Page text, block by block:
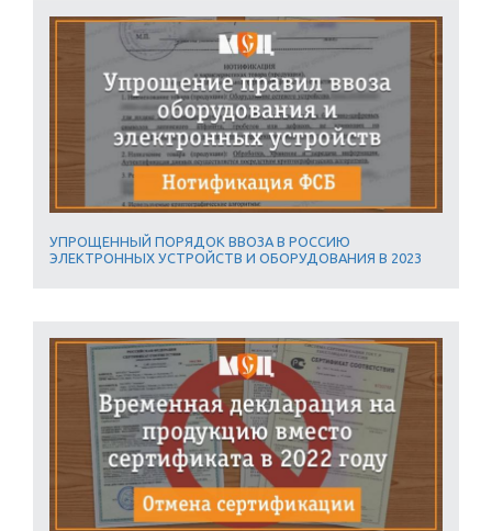
УПРОЩЕННЫЙ ПОРЯДОК ВВОЗА В РОССИЮ
ЭЛЕКТРОННЫХ УСТРОЙСТВ И ОБОРУДОВАНИЯ В 2023